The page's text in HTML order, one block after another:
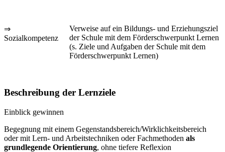
⇒
Sozialkompetenz
Verweise auf ein Bildungs- und Erziehungsziel
der Schule mit dem Förderschwerpunkt Lernen
(s. Ziele und Aufgaben der Schule mit dem
Förderschwerpunkt Lernen)
Beschreibung der Lernziele
Einblick gewinnen
Begegnung mit einem Gegenstandsbereich/Wirklichkeitsbereich
oder mit Lern- und Arbeitstechniken oder Fachmethoden als
grundlegende Orientierung, ohne tiefere Reflexion